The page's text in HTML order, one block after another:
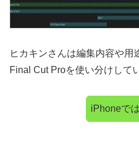
ヒカキンさんは編集内容や用
Final Cut Proを使い分けして
iPhoneで